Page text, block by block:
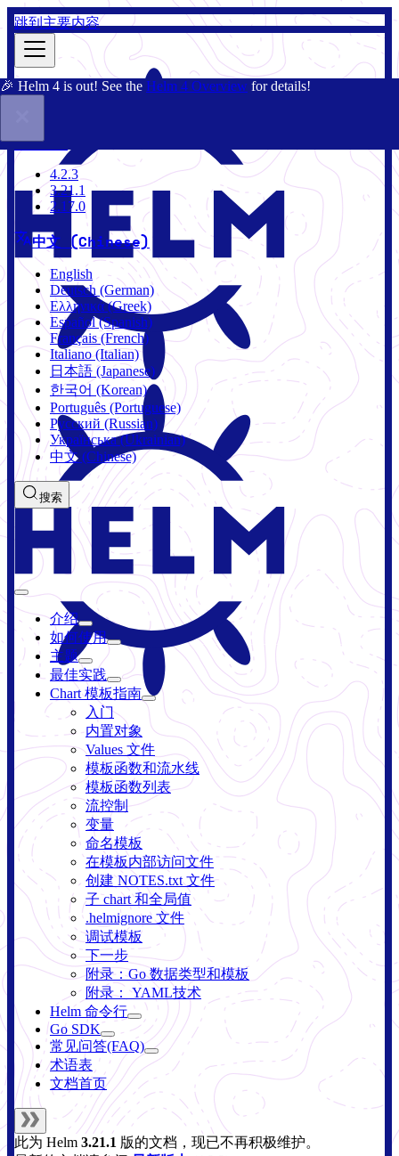
跳到主要内容
🎉 Helm 4 is out! See the Helm 4 Overview for details!
3.21.1
4.2.3
3.21.1
2.17.0
中文 (Chinese)
English
Deutsch (German)
Ελληνικά (Greek)
Español (Spanish)
Français (French)
Italiano (Italian)
日本語 (Japanese)
한국어 (Korean)
Português (Portuguese)
Русский (Russian)
Українська (Ukrainian)
中文 (Chinese)
搜索
介绍
如何使用
主题
最佳实践
Chart 模板指南
入门
内置对象
Values 文件
模板函数和流水线
模板函数列表
流控制
变量
命名模板
在模板内部访问文件
创建 NOTES.txt 文件
子 chart 和全局值
.helmignore 文件
调试模板
下一步
附录：Go 数据类型和模板
附录： YAML技术
Helm 命令行
Go SDK
常见问答(FAQ)
术语表
文档首页
此为 Helm 3.21.1 版的文档，现已不再积极维护。